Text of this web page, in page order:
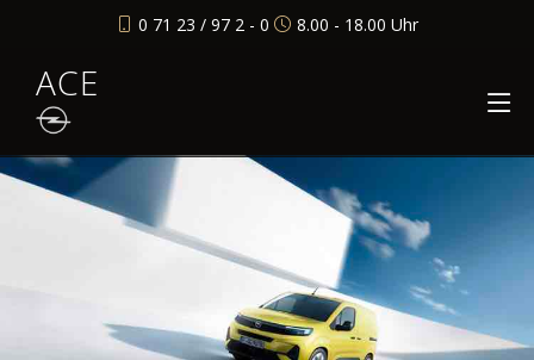
0 71 23 / 97 2 - 0 8.00 - 18.00 Uhr
ACE